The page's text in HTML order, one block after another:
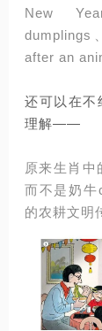
New
dumplings
after an
还可以在不
理解——
原来生肖中
而不是奶牛
的农耕文明